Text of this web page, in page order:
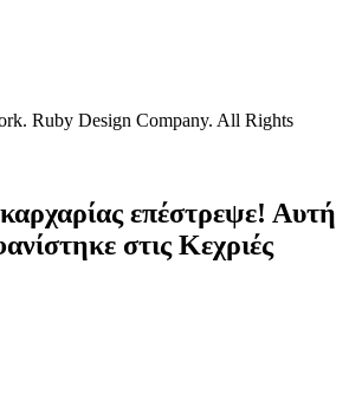
Ruby Design Company. All Rights
επέστρεψε! Αυτή
στις Κεχριές